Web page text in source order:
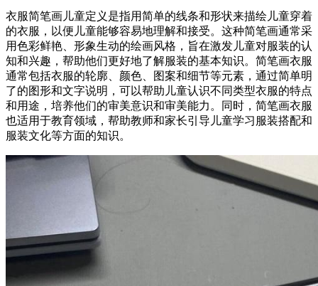
衣服简笔画儿童定义是指用简单的线条和形状来描绘儿童穿着
的衣服，以便儿童能够容易地理解和接受。这种简笔画通常采
用色彩鲜艳、形象生动的绘画风格，旨在激发儿童对服装的认
知和兴趣，帮助他们更好地了解服装的基本知识。简笔画衣服
通常包括衣服的轮廓、颜色、图案和细节等元素，通过简单明
了的图形和文字说明，可以帮助儿童认识不同类型衣服的特点
和用途，培养他们的审美意识和审美能力。同时，简笔画衣服
也适用于教育领域，帮助教师和家长引导儿童学习服装搭配和
服装文化等方面的知识。